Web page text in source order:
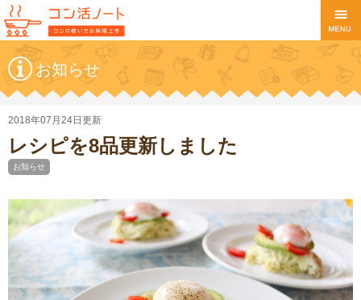
お知らせ
2018年07月24日更新
レシピを8品更新しました
お知らせ